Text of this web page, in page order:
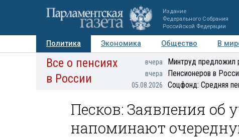
Издание
Федерального Собрания
Российской Федерации
Политика Экономика Общество В
Авторы Персоны Мнения Регионы
Все о пенсиях
в России
вчера Минтруд предложил
вчера Пенсионеров в
05.08.2026 Соцфонд: Средняя
Песков: Заявления
напоминают